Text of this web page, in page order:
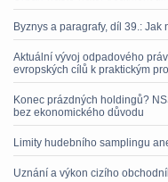
Byznys a paragrafy, díl 39.:
Aktuální vývoj odpadového
evropských cílů k praktickým
Konec prázdných holdingů?
bez ekonomického důvodu
Limity hudebního samplingu
Uznání a výkon cizího